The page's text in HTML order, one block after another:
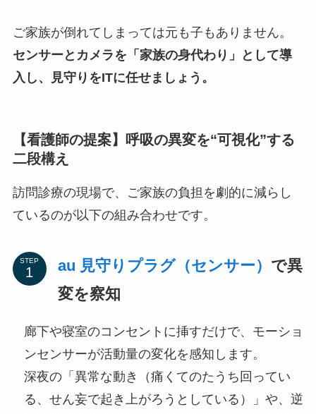
ご家族が倒れてしまっては元も子もありません。
センサーとカメラを「家族の身代わり」として導
入し、見守りをITに任せましょう。
【看護師の提案】呼吸の異変を“可視化”する
二段構え
訪問診療の現場で、ご家族の負担を劇的に減らし
ているのが以下の組み合わせです。
STEP au 見守りプラグ（センサー） で異
変を察知
廊下や寝室のコンセントに挿すだけで、モーショ
ンセンサーが活動量の変化を感知します。
深夜の「異常な動き（痛くてのたうち回ってい
る、せん妄で起き上がろうとしている）」や、逆